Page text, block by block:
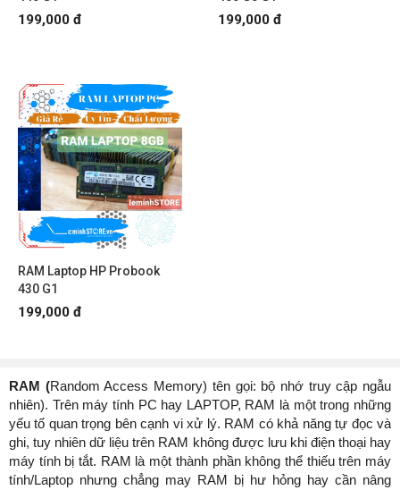
199,000 đ 199,000 đ
RAM Laptop HP Probook
430 G1
199,000 đ
RAM (Random Access Memory) tên gọi: bộ nhớ truy cập ngẫu
nhiên). Trên máy tính PC hay LAPTOP, RAM là một trong những
yếu tố quan trọng bên cạnh vi xử lý. RAM có khả năng tự đọc và
ghi, tuy nhiên dữ liệu trên RAM không được lưu khi điện thoại hay
máy tính bị tắt. RAM là một thành phần không thể thiếu trên máy
tính/Laptop nhưng chẳng may RAM bị hư hỏng hay cần nâng